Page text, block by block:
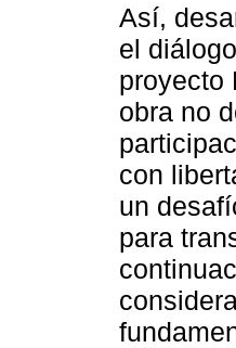
Así,
el
proyecto
obra no
con
un
para